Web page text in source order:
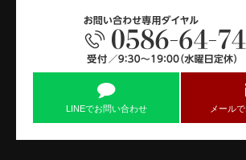
LINEでお問い合わせ メール